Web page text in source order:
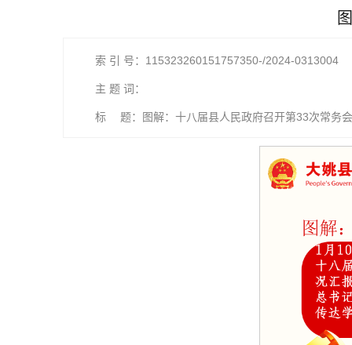
索 引 号：115323260151757350-/2024-0313004
主 题 词：
标 题：图解：十八届县人民政府召开第33次常务